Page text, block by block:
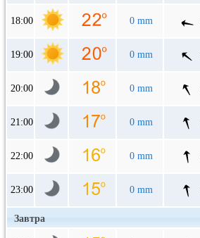
18:00 0 mm
19:00 0 mm
20:00 0 mm
21:00 0 mm
22:00 0 mm
23:00 0 mm
Завтра